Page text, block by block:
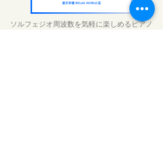
楽天市場 RELAX WORLD店
ソルフェジオ周波数を気軽に楽しめるピアノ